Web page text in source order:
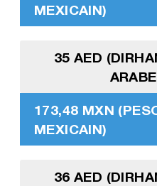
MEXICAIN)
35 AED
173,48 MXN
MEXICAIN)
36 AED